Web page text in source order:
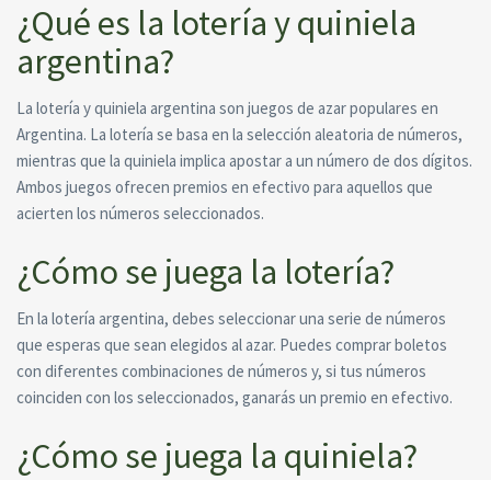
¿Qué es la lotería y quiniela
argentina?
La lotería y quiniela argentina son juegos de azar populares en
Argentina. La lotería se basa en la selección aleatoria de números,
mientras que la quiniela implica apostar a un número de dos dígitos.
Ambos juegos ofrecen premios en efectivo para aquellos que
acierten los números seleccionados.
¿Cómo se juega la lotería?
En la lotería argentina, debes seleccionar una serie de números
que esperas que sean elegidos al azar. Puedes comprar boletos
con diferentes combinaciones de números y, si tus números
coinciden con los seleccionados, ganarás un premio en efectivo.
¿Cómo se juega la quiniela?